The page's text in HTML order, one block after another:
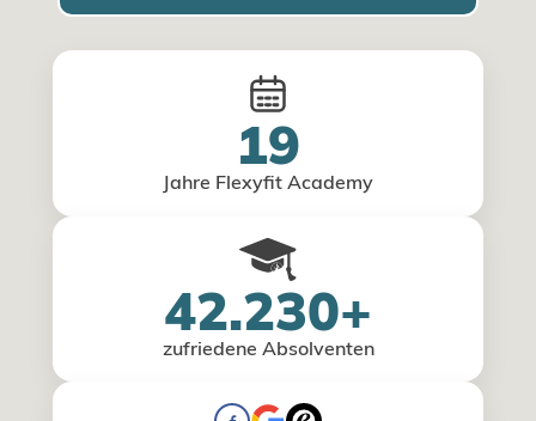
19
Jahre Flexyfit Academy
42.230+
zufriedene Absolventen